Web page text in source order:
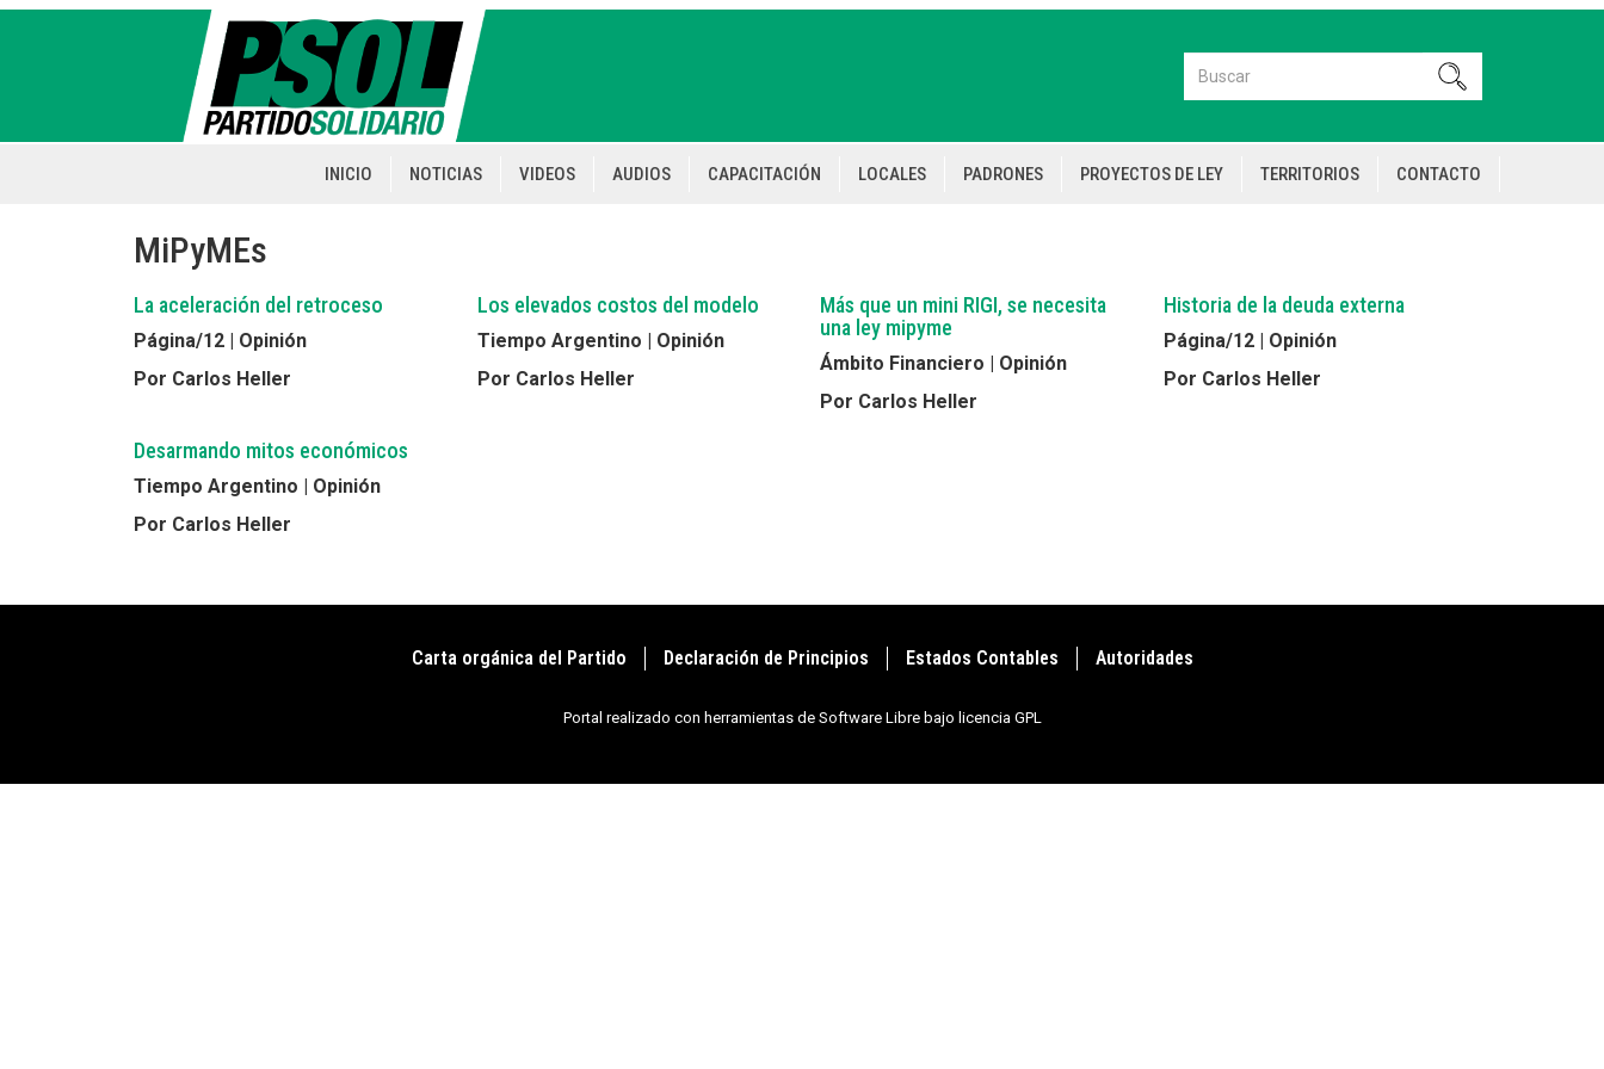
Pasar
Buscar
INICIO NOTICIAS VIDEOS AUDIOS CAPACITACIÓN LOCALES PADRONES PROYECTOS DE LEY TERRITORIOS CONTACTO
MiPyMEs
La aceleración del retroceso
Página/12 | Opinión
Por Carlos Heller
Los elevados costos del modelo
Tiempo Argentino | Opinión
Por Carlos Heller
Más que un mini RIGI, se necesita
una ley mipyme
Ámbito Financiero | Opinión
Por Carlos Heller
Historia de la deuda externa
Página/12 | Opinión
Por Carlos Heller
Desarmando mitos económicos
Tiempo Argentino | Opinión
Por Carlos Heller
Carta orgánica del Partido Declaración de Principios Estados Contables Autoridades
Portal realizado con herramientas de Software Libre bajo licencia GPL